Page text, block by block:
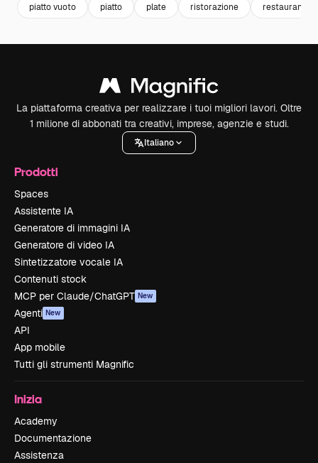
piatto vuoto piatto plate ristorazione restaurant
La piattaforma creativa per realizzare i tuoi migliori lavori. Oltre
1 milione di abbonati tra creativi, imprese, agenzie e studi.
Italiano
Prodotti
Spaces
Assistente IA
Generatore di immagini IA
Generatore di video IA
Sintetizzatore vocale IA
Contenuti stock
MCP per Claude/ChatGPT New
Agenti New
API
App mobile
Tutti gli strumenti Magnific
Inizia
Academy
Documentazione
Assistenza